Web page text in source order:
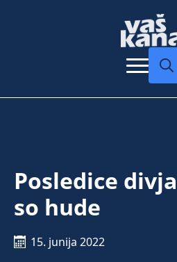
Posledice
so hude
15. junija 2022